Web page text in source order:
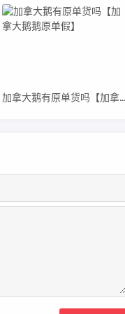
加拿大鹅有原单货吗【加拿大鹅鹅原单假】